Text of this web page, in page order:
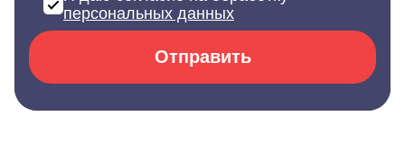
персональных данных
Отправить